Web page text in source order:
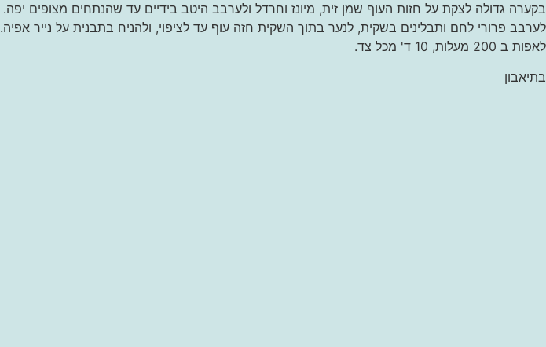
בקערה גדולה לצקת על חזות העוף שמן זית, מיונז וחרדל ולערבב היטב בידיים עד שהנתחים מצופים יפה.
לערבב פרורי לחם ותבלינים בשקית, לנער בתוך השקית חזה עוף עד לציפוי, ולהניח בתבנית על נייר אפיה.
לאפות ב 200 מעלות, 10 ד' מכל צד.
בתיאבון